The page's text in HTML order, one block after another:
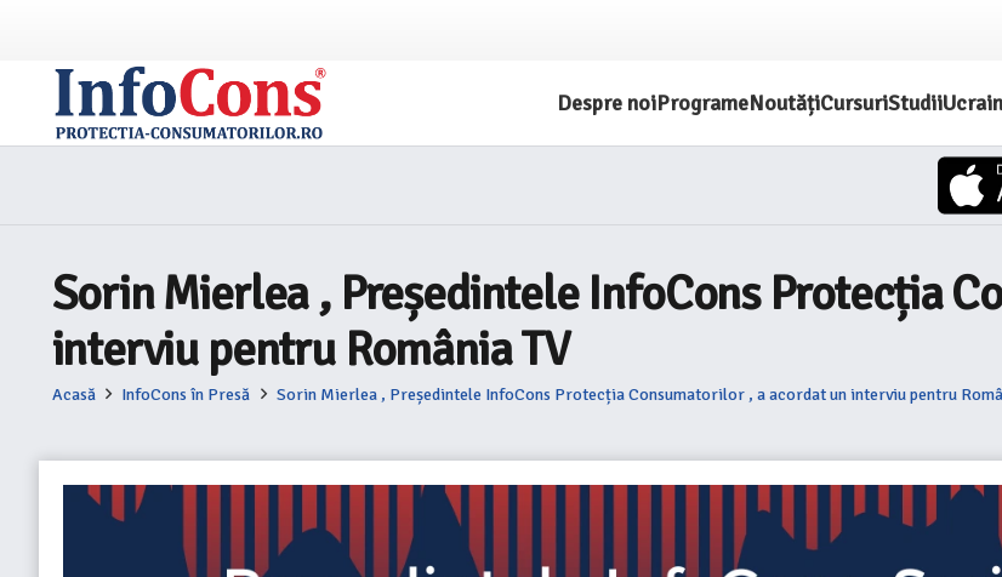
Despre noiProgrameNoutățiCursuriStudii
Sorin Mierlea , Președintele InfoCons Protecția
interviu pentru România TV
Acasă InfoCons în Presă Sorin Mierlea , Președintele InfoCons Protecția Consumatorilor , a acordat un interviu pentru